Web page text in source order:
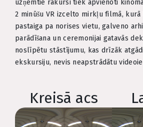
uzņemtie rakursi tiek apvienoti
2 minūšu VR izcelto mirkļu filmā, kurā
pastaiga pa norises vietu, galveno
parādīšana un ceremonijai gatavās
noslīpētu stāstījumu, kas drīzāk
ekskursiju, nevis neapstrādātu
Kreisā acs